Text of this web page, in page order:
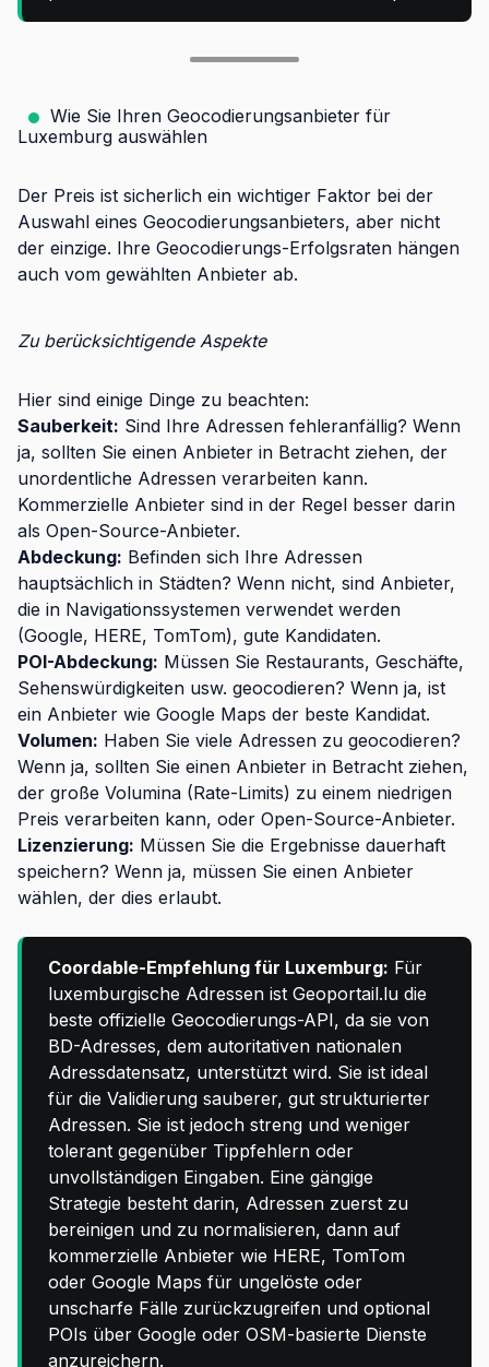
Wie Sie Ihren Geocodierungsanbieter für
Luxemburg auswählen
Der Preis ist sicherlich ein wichtiger Faktor bei der
Auswahl eines Geocodierungsanbieters, aber nicht
der einzige. Ihre Geocodierungs-Erfolgsraten hängen
auch vom gewählten Anbieter ab.
Zu berücksichtigende Aspekte
Hier sind einige Dinge zu beachten:
Sauberkeit: Sind Ihre Adressen fehleranfällig? Wenn
ja, sollten Sie einen Anbieter in Betracht ziehen, der
unordentliche Adressen verarbeiten kann.
Kommerzielle Anbieter sind in der Regel besser darin
als Open-Source-Anbieter.
Abdeckung: Befinden sich Ihre Adressen
hauptsächlich in Städten? Wenn nicht, sind Anbieter,
die in Navigationssystemen verwendet werden
(Google, HERE, TomTom), gute Kandidaten.
POI-Abdeckung: Müssen Sie Restaurants, Geschäfte,
Sehenswürdigkeiten usw. geocodieren? Wenn ja, ist
ein Anbieter wie Google Maps der beste Kandidat.
Volumen: Haben Sie viele Adressen zu geocodieren?
Wenn ja, sollten Sie einen Anbieter in Betracht ziehen,
der große Volumina (Rate-Limits) zu einem niedrigen
Preis verarbeiten kann, oder Open-Source-Anbieter.
Lizenzierung: Müssen Sie die Ergebnisse dauerhaft
speichern? Wenn ja, müssen Sie einen Anbieter
wählen, der dies erlaubt.
Coordable-Empfehlung für Luxemburg: Für
luxemburgische Adressen ist Geoportail.lu die
beste offizielle Geocodierungs-API, da sie von
BD-Adresses, dem autoritativen nationalen
Adressdatensatz, unterstützt wird. Sie ist ideal
für die Validierung sauberer, gut strukturierter
Adressen. Sie ist jedoch streng und weniger
tolerant gegenüber Tippfehlern oder
unvollständigen Eingaben. Eine gängige
Strategie besteht darin, Adressen zuerst zu
bereinigen und zu normalisieren, dann auf
kommerzielle Anbieter wie HERE, TomTom
oder Google Maps für ungelöste oder
unscharfe Fälle zurückzugreifen und optional
POIs über Google oder OSM-basierte Dienste
anzureichern.